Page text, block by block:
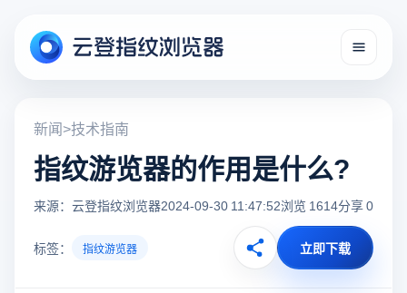
新闻>技术指南
指纹游览器的作用是什么?
来源：云登指纹浏览器2024-09-30 11:47:52浏览 1614分享 0
标签： 指纹游览器 立即下载